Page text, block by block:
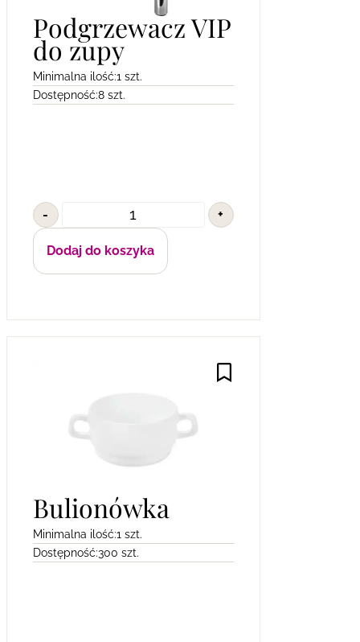
Podgrzewacz VIP
do zupy
Minimalna ilość:1 szt.
Dostępność:8 szt.
- +
Dodaj do koszyka
Bulionówka
Minimalna ilość:1 szt.
Dostępność:300 szt.